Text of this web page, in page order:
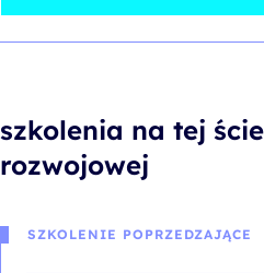
szkolenia na tej
rozwojowej
SZKOLENIE POPRZEDZAJĄCE